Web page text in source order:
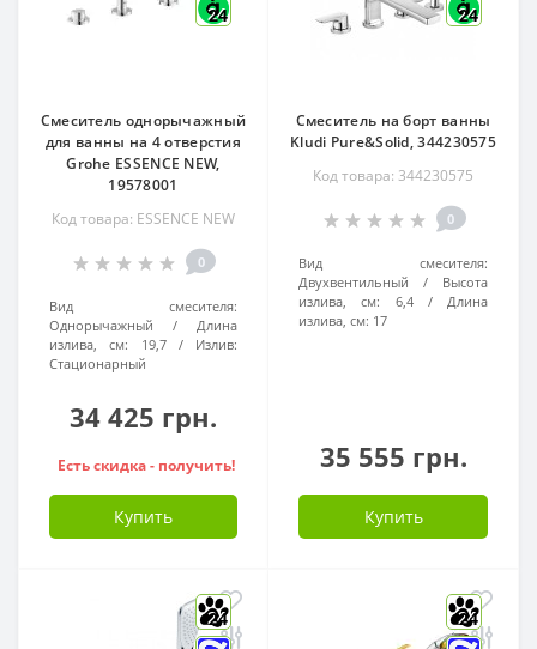
24
Смеситель однорычажный
для ванны на 4 отверстия
Grohe ESSENCE NEW,
19578001
Код товара: ESSENCE NEW
0
Вид смесителя:
Однорычажный
Длина
излива, см:
19,7
Излив:
Стационарный
34 425 грн.
Есть скидка - получить!
Купить
24
Смеситель на борт ванны
Kludi Pure&Solid, 344230575
Код товара: 344230575
0
Вид смесителя:
Двухвентильный
Высота
излива, см:
6,4
Длина
излива, см: 17
35 555 грн.
Купить
24
24